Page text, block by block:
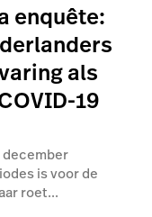
enquête:
als
19
december
is voor de
roet...